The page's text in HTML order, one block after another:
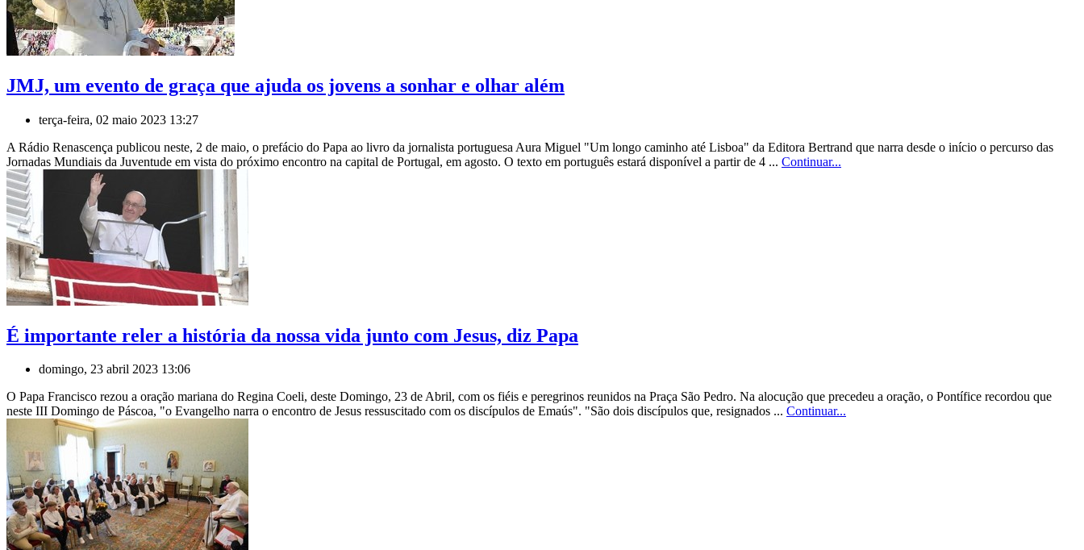
JMJ, um evento de graça que ajuda os jovens a sonhar e olhar além
terça-feira, 02 maio 2023 13:27
A Rádio Renascença publicou neste, 2 de maio, o prefácio do Papa ao livro da jornalista portuguesa Aura Miguel "Um longo caminho até Lisboa" da Editora Bertrand que narra desde o início o percurso das
Jornadas Mundiais da Juventude em vista do próximo encontro na capital de Portugal, em agosto. O texto em português estará disponível a partir de 4 ... Continuar...
É importante reler a história da nossa vida junto com Jesus, diz Papa
domingo, 23 abril 2023 13:06
O Papa Francisco rezou a oração mariana do Regina Coeli, deste Domingo, 23 de Abril, com os fiéis e peregrinos reunidos na Praça São Pedro. Na alocução que precedeu a oração, o Pontífice recordou que
neste III Domingo de Páscoa, "o Evangelho narra o encontro de Jesus ressuscitado com os discípulos de Emaús". "São dois discípulos que, resignados ... Continuar...